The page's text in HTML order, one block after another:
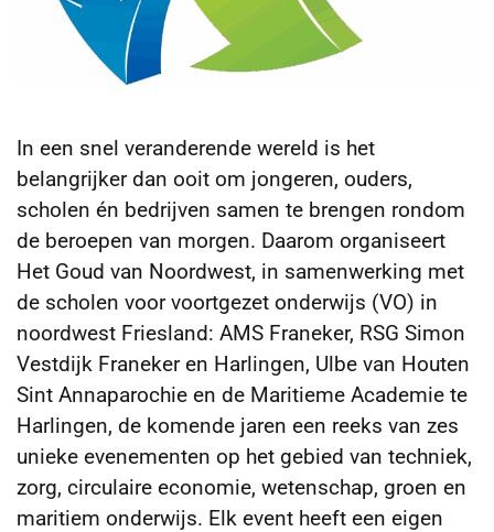
In een snel veranderende wereld is het
belangrijker dan ooit om jongeren, ouders,
scholen én bedrijven samen te brengen rondom
de beroepen van morgen. Daarom organiseert
Het Goud van Noordwest, in samenwerking met
de scholen voor voortgezet onderwijs (VO) in
noordwest Friesland: AMS Franeker, RSG Simon
Vestdijk Franeker en Harlingen, Ulbe van Houten
Sint Annaparochie en de Maritieme Academie te
Harlingen, de komende jaren een reeks van zes
unieke evenementen op het gebied van techniek,
zorg, circulaire economie, wetenschap, groen en
maritiem onderwijs. Elk event heeft een eigen